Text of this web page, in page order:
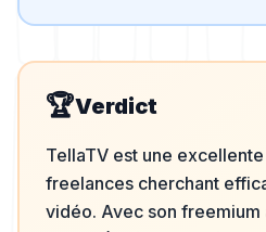
🏆Verdict
TellaTV est une
freelances cherchant
vidéo. Avec son freemium